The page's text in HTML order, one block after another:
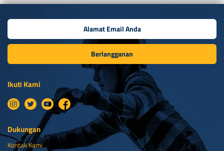
Berlangganan
Ikuti Kami
Dukungan
Kontak Kami